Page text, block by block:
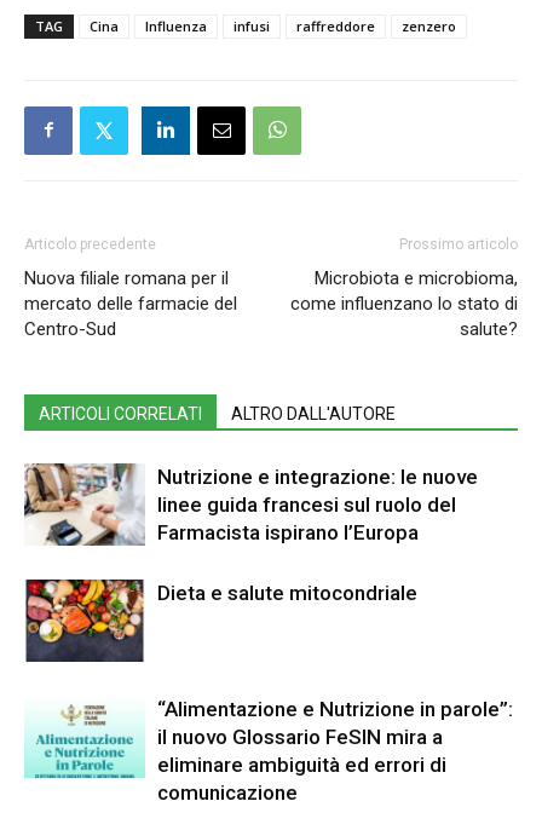
TAG Cina Influenza infusi raffreddore zenzero
Articolo precedente
Nuova filiale romana per il
mercato delle farmacie del
Centro-Sud
Prossimo articolo
Microbiota e microbioma,
come influenzano lo stato di
salute?
ARTICOLI CORRELATI ALTRO DALL'AUTORE
Nutrizione e integrazione: le nuove
linee guida francesi sul ruolo del
Farmacista ispirano l’Europa
Dieta e salute mitocondriale
“Alimentazione e Nutrizione in parole”:
il nuovo Glossario FeSIN mira a
eliminare ambiguità ed errori di
comunicazione